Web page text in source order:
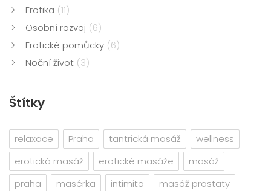
Erotika (11)
Osobní rozvoj (6)
Erotické pomůcky (6)
Noční život (3)
Štítky
relaxace Praha tantrická masáž
wellness
erotická masáž
erotické masáže
masáž
praha
masérka intimita
masáž prostaty